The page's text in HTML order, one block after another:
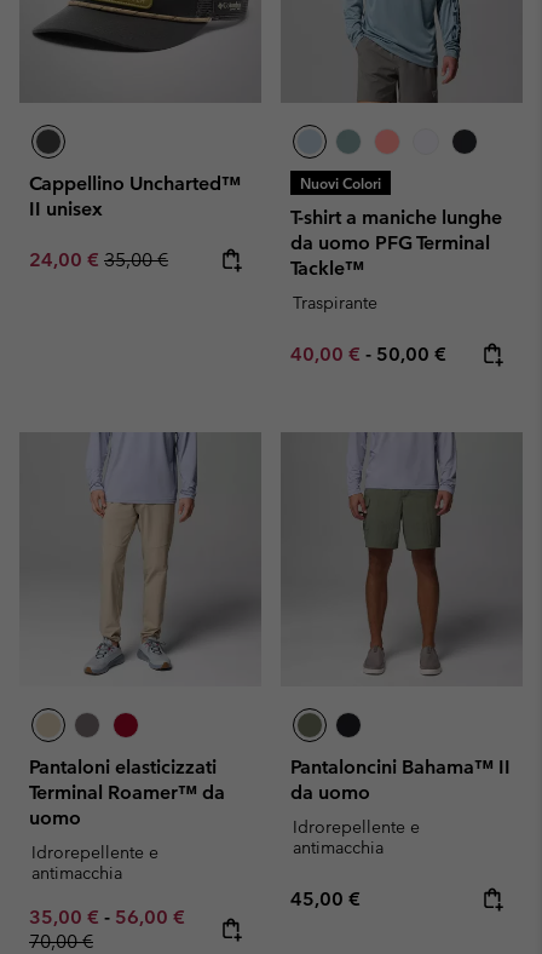
Cappellino Uncharted™
II unisex
Sale price:
24,00 € Regular price:
35,00 €
Nuovi Colori
T-shirt a maniche lunghe
da uomo PFG Terminal
Tackle™
Traspirante
Minimum sale price:
40,00 € - Maximum price:
50,00 €
Pantaloni elasticizzati
Terminal Roamer™ da
uomo
Idrorepellente e
antimacchia
Minimum sale price:
35,00 € - Maximum sale price:
56,00 € Regular price:
70,00 €
Pantaloncini Bahama™ II
da uomo
Idrorepellente e
antimacchia
Regular price:
45,00 €